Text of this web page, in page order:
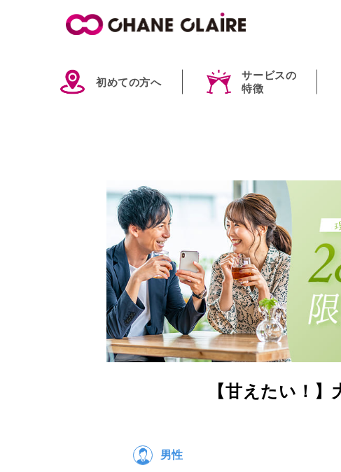
初めての方へ
サービスの
特徴
【甘えたい！
男性